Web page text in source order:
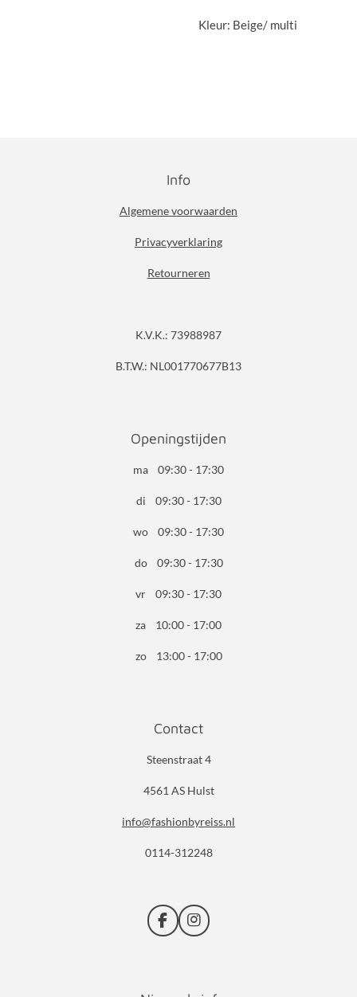
Kleur: Beige/ multi
Info
Algemene voorwaarden
Privacyverklaring
Retourneren
K.V.K.: 73988987
B.T.W.: NL001770677B13
Openingstijden
ma 09:30 - 17:30
di 09:30 - 17:30
wo 09:30 - 17:30
do 09:30 - 17:30
vr 09:30 - 17:30
za 10:00 - 17:00
zo 13:00 - 17:00
Contact
Steenstraat 4
4561 AS Hulst
info@fashionbyreiss.nl
0114-312248
F
a
I
n